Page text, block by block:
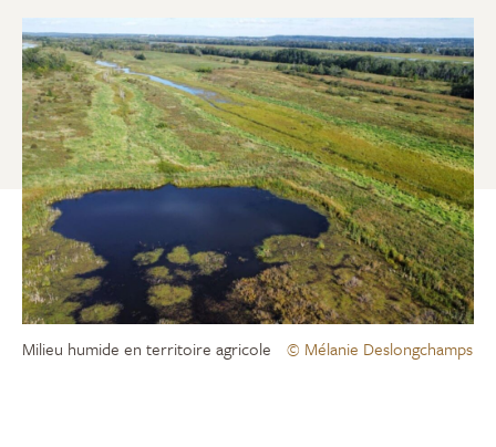
Milieu humide en territoire agricole © Mélanie Deslongchamps